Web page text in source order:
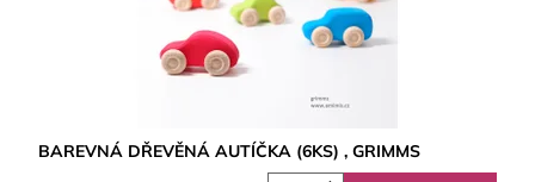
BAREVNÁ DŘEVĚNÁ AUTÍČKA (6KS) , GRIMMS